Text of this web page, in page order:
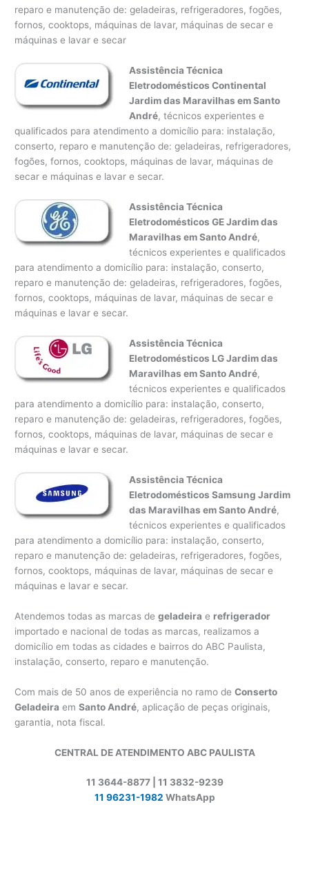
reparo e manutenção de: geladeiras, refrigeradores, fogões,
fornos, cooktops, máquinas de lavar, máquinas de secar e
máquinas e lavar e secar
Assistência Técnica
Eletrodomésticos Continental
Jardim das Maravilhas em Santo
André, técnicos experientes e
qualificados para atendimento a domicílio para: instalação,
conserto, reparo e manutenção de: geladeiras, refrigeradores,
fogões, fornos, cooktops, máquinas de lavar, máquinas de
secar e máquinas e lavar e secar.
Assistência Técnica
Eletrodomésticos GE Jardim das
Maravilhas em Santo André,
técnicos experientes e qualificados
para atendimento a domicílio para: instalação, conserto,
reparo e manutenção de: geladeiras, refrigeradores, fogões,
fornos, cooktops, máquinas de lavar, máquinas de secar e
máquinas e lavar e secar.
Assistência Técnica
Eletrodomésticos LG Jardim das
Maravilhas em Santo André,
técnicos experientes e qualificados
para atendimento a domicílio para: instalação, conserto,
reparo e manutenção de: geladeiras, refrigeradores, fogões,
fornos, cooktops, máquinas de lavar, máquinas de secar e
máquinas e lavar e secar.
Assistência Técnica
Eletrodomésticos Samsung Jardim
das Maravilhas em Santo André,
técnicos experientes e qualificados
para atendimento a domicílio para: instalação, conserto,
reparo e manutenção de: geladeiras, refrigeradores, fogões,
fornos, cooktops, máquinas de lavar, máquinas de secar e
máquinas e lavar e secar.
Atendemos todas as marcas degeladeira e refrigerador
importado e nacional de todas as marcas, realizamos a
domicílio em todas as cidades e bairros do ABC Paulista,
instalação, conserto, reparo e manutenção.
Com mais de 50 anos de experiência no ramo deConserto
Geladeira emSanto André, aplicação de peças originais,
garantia, nota fiscal.
CENTRAL DE ATENDIMENTO ABC PAULISTA
11 3644-8877 | 11 3832-9239
11 96231-1982 WhatsApp